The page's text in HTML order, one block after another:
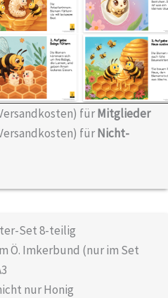
fürMitglieder
fürNicht-
Set 8-teilig
Ö. Imkerbund (nur im Set
nur Honig